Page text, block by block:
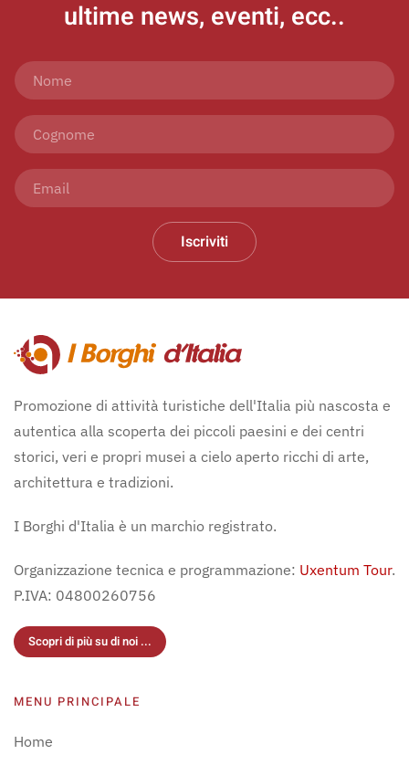
ultime news, eventi, ecc..
Iscriviti
Promozione di attività turistiche dell'Italia più nascosta e
autentica alla scoperta dei piccoli paesini e dei centri
storici, veri e propri musei a cielo aperto ricchi di arte,
architettura e tradizioni.
I Borghi d'Italia è un marchio registrato.
Organizzazione tecnica e programmazione: Uxentum Tour.
P.IVA: 04800260756
Scopri di più su di noi ...
MENU PRINCIPALE
Home